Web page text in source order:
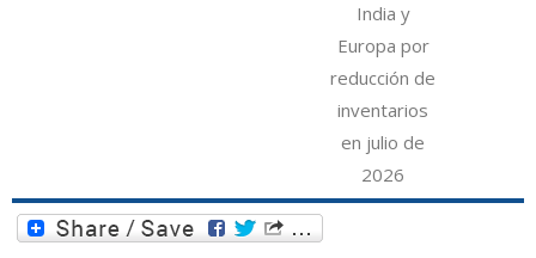
India y
Europa por
reducción de
inventarios
en julio de
2026